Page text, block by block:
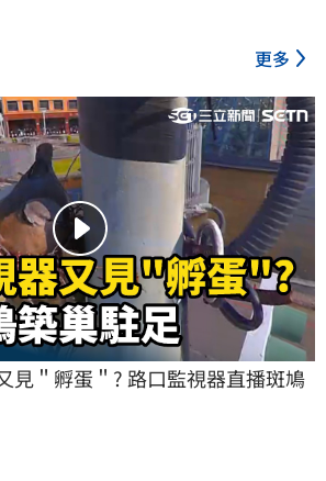
更多
見＂孵蛋＂? 路口監視器直播斑鳩